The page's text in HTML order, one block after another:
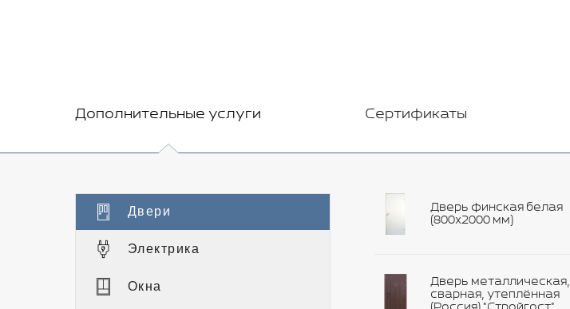
Дополнительные услуги Сертификаты
Двери
Электрика
Окна
Дверь финская белая
(800х2000 мм)
Дверь металлическая,
сварная, утеплённая